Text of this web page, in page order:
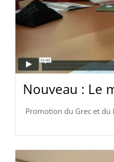
Nouveau : Le
Promotion du Grec et du